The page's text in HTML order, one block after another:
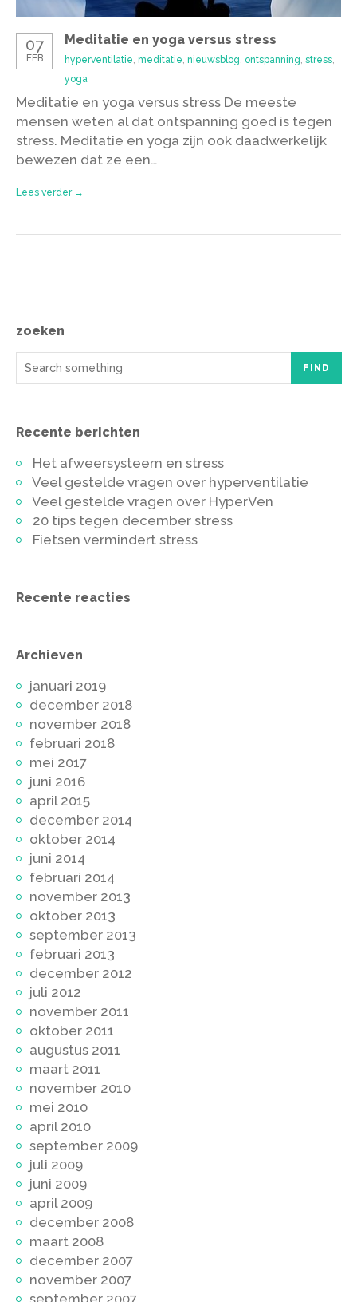
07
FEB
Meditatie en yoga versus stress
hyperventilatie, meditatie, nieuwsblog, ontspanning, stress,
yoga
Meditatie en yoga versus stress De meeste
mensen weten al dat ontspanning goed is tegen
stress. Meditatie en yoga zijn ook daadwerkelijk
bewezen dat ze een…
Lees verder →
zoeken
FIND
Recente berichten
Het afweersysteem en stress
Veel gestelde vragen over hyperventilatie
Veel gestelde vragen over HyperVen
20 tips tegen december stress
Fietsen vermindert stress
Recente reacties
Archieven
januari 2019
december 2018
november 2018
februari 2018
mei 2017
juni 2016
april 2015
december 2014
oktober 2014
juni 2014
februari 2014
november 2013
oktober 2013
september 2013
februari 2013
december 2012
juli 2012
november 2011
oktober 2011
augustus 2011
maart 2011
november 2010
mei 2010
april 2010
september 2009
juli 2009
juni 2009
april 2009
december 2008
maart 2008
december 2007
november 2007